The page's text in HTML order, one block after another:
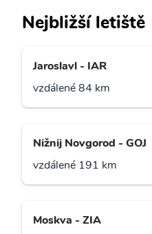
Nejbližší letiště
Jaroslavl - IAR
vzdálené 84 km
Nižnij Novgorod - GOJ
vzdálené 191 km
Moskva - ZIA